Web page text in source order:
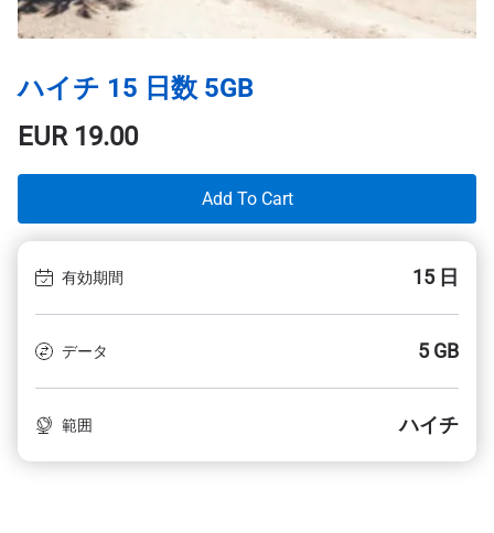
ハイチ 15 日数 5GB
EUR19.00
Add To Cart
有効期間 15 日
データ 5 GB
範囲 ハイチ